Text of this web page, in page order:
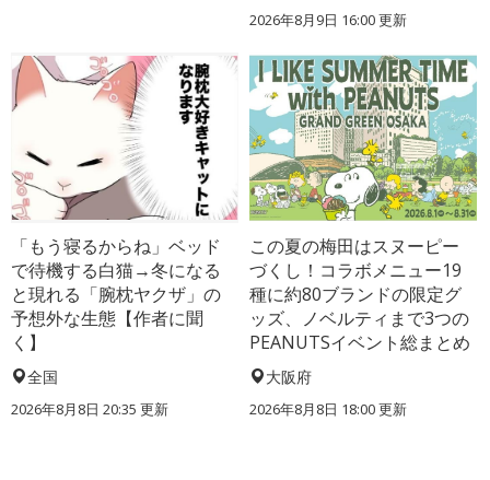
2026年8月9日 16:00更新
「もう寝るからね」ベッド
で待機する白猫→冬になる
と現れる「腕枕ヤクザ」の
予想外な生態【作者に聞
く】
全国
2026年8月8日 20:35 更新
この夏の梅田はスヌーピー
づくし！コラボメニュー19
種に約80ブランドの限定グ
ッズ、ノベルティまで3つの
PEANUTSイベント総まとめ
大阪府
2026年8月8日 18:00更新